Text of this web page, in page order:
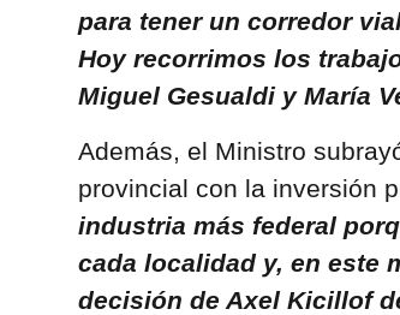
para tener un corredor
Hoy recorrimos los
Miguel Gesualdi y María
Además, el Ministro
provincial con la inversión
industria más federal
cada localidad y, en este
decisión de Axel Kicillof